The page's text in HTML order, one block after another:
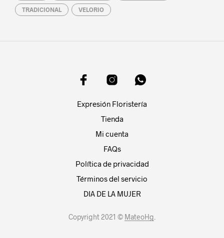
TRADICIONAL VELORIO
Expresión Floristería
Tienda
Mi cuenta
FAQs
Política de privacidad
Términos del servicio
DIA DE LA MUJER
Copyright 2021 © MateoHg